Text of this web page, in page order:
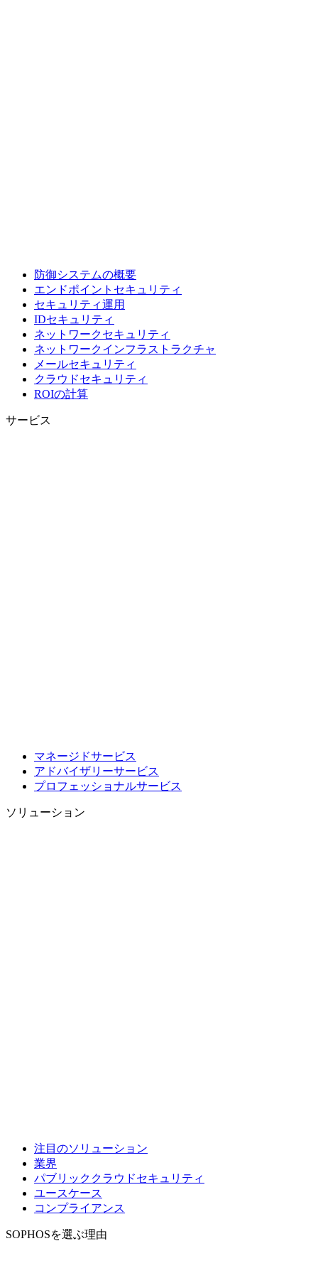
防御システムの概要
エンドポイントセキュリティ
セキュリティ運用
IDセキュリティ
ネットワークセキュリティ
ネットワークインフラストラクチャ
メールセキュリティ
クラウドセキュリティ
ROIの計算
サービス
マネージドサービス
アドバイザリーサービス
プロフェッショナルサービス
ソリューション
注目のソリューション
業界
パブリッククラウドセキュリティ
ユースケース
コンプライアンス
SOPHOSを選ぶ理由